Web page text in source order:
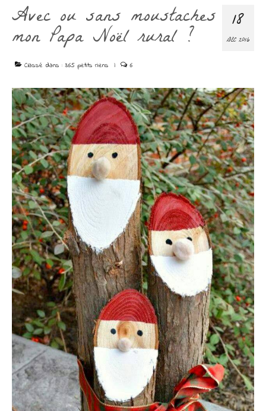
18
DÉC 2016
Avec ou sans moustaches
mon Papa Noël rural ?
Classé dans : 365 petits riens | 6